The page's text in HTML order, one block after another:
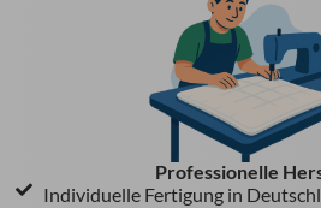
Professionelle
Individuelle Fertigung in